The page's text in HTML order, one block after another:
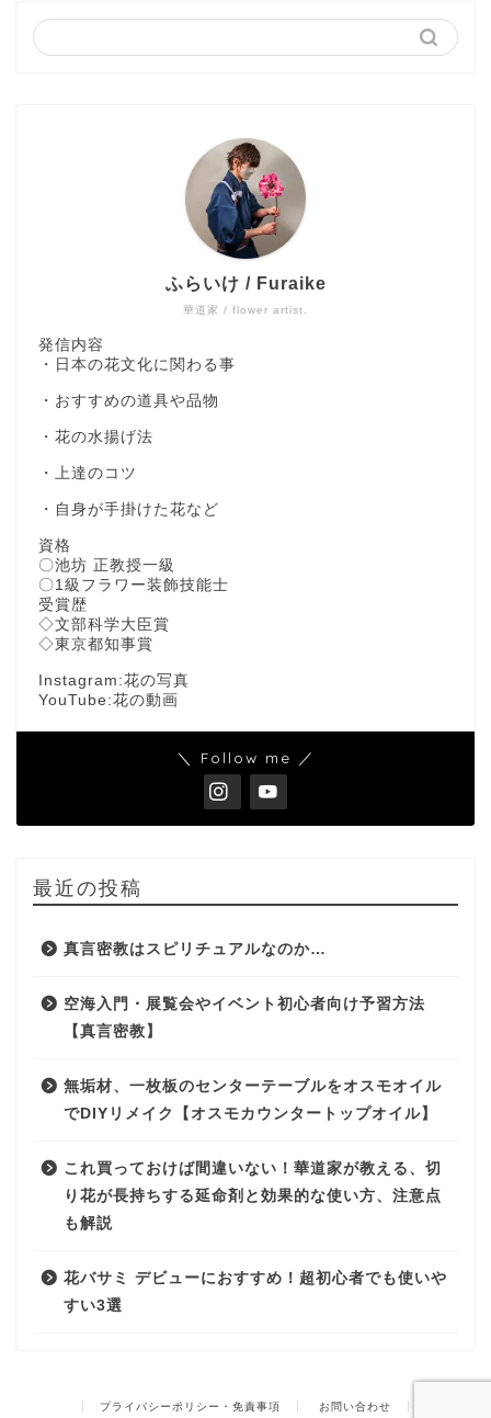
華道家 / flower artist.
ふらいけ / Furaike
発信内容
・日本の花文化に関わる事
・おすすめの道具や品物
・花の水揚げ法
・上達のコツ
・自身が手掛けた花など
資格
〇池坊 正教授一級
〇1級フラワー装飾技能士
受賞歴
◇文部科学大臣賞
◇東京都知事賞
Instagram:花の写真
YouTube:花の動画
＼ Follow me ／
最近の投稿
真言密教はスピリチュアルなのか…
空海入門・展覧会やイベント初心者向け予習方法
【真言密教】
無垢材、一枚板のセンターテーブルをオスモオイル
でDIYリメイク【オスモカウンタートップオイル】
これ買っておけば間違いない！華道家が教える、切
り花が長持ちする延命剤と効果的な使い方、注意点
も解説
花バサミ デビューにおすすめ！超初心者でも使いや
すい3選
プライバシーポリシー・免責事項 お問い合わせ